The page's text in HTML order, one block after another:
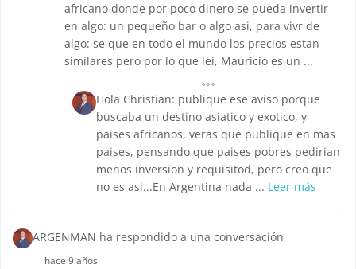
africano donde por poco dinero se pueda invertir
en algo: un pequeño bar o algo asi, para vivr de
algo: se que en todo el mundo los precios estan
similares pero por lo que lei, Mauricio es un ...
Hola Christian: publique ese aviso porque
buscaba un destino asiatico y exotico, y
paises africanos, veras que publique en mas
paises, pensando que paises pobres pedirian
menos inversion y requisitod, pero creo que
no es asi...En Argentina nada ... Leer más
ARGENMAN ha respondido a una conversación
hace 9 años